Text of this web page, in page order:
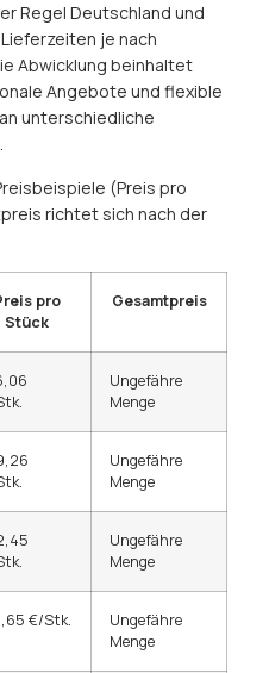
Regel Deutschland und
je nach
Abwicklung beinhaltet
Angebote und flexible
unterschiedliche
(Preis pro
richtet sich nach der
pro
Stück
Gesamtpreis
Ungefähre
Menge
Ungefähre
Menge
Ungefähre
Menge
€/Stk.
Ungefähre
Menge